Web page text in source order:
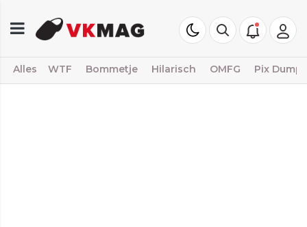
Alles WTF Bommetje Hilarisch OMFG Pix Dump